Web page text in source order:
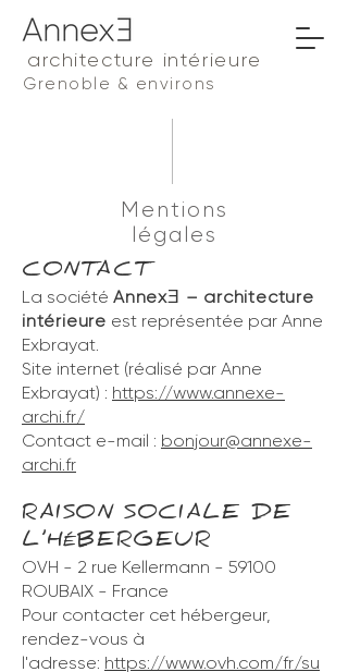
architecture intérieure
Grenoble & environs
Mentions
légales
CONTACT
La société AnnexƎ – architecture
intérieure est représentée par Anne
Exbrayat.
Site internet (réalisé par Anne
Exbrayat) : https://www.annexe-
archi.fr/
Contact e-mail : bonjour@annexe-
archi.fr
RAISON SOCIALE DE
L’HÉBERGEUR
OVH - 2 rue Kellermann - 59100
ROUBAIX - France
Pour contacter cet hébergeur,
rendez-vous à
l'adresse: https://www.ovh.com/fr/su